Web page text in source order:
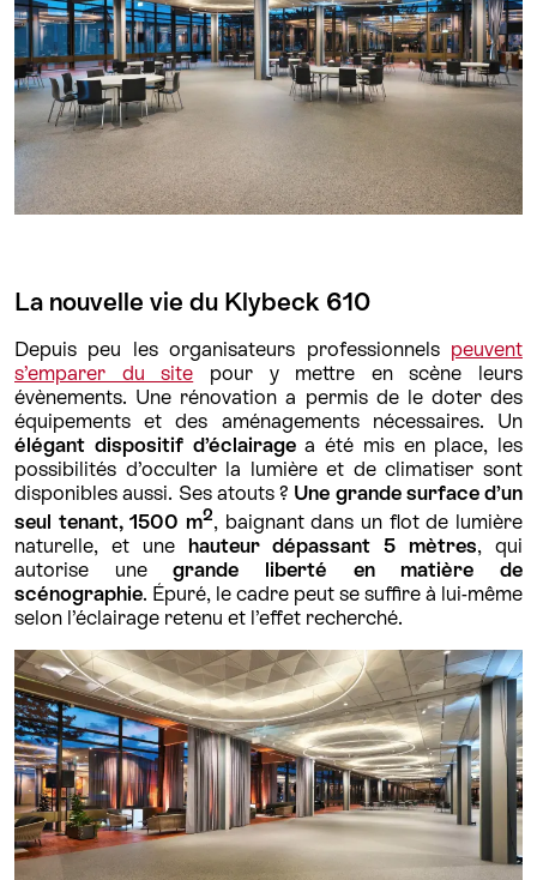
La nouvelle vie du Klybeck 610
Depuis peu les organisateurs professionnels peuvent
s’emparer du site pour y mettre en scène leurs
évènements. Une rénovation a permis de le doter des
équipements et des aménagements nécessaires. Un
élégant dispositif d’éclairagea été mis en place, les
possibilités d’occulter la lumière et de climatiser sont
disponibles aussi. Ses atouts ? Une grande surface d’un
seul tenant, 1500 m2, baignant dans un flot de lumière
naturelle, et une hauteur dépassant 5 mètres, qui
autorise unegrande liberté en matière de
scénographie. Épuré, le cadre peut se suffire à lui-même
selon l’éclairage retenu et l’effet recherché.